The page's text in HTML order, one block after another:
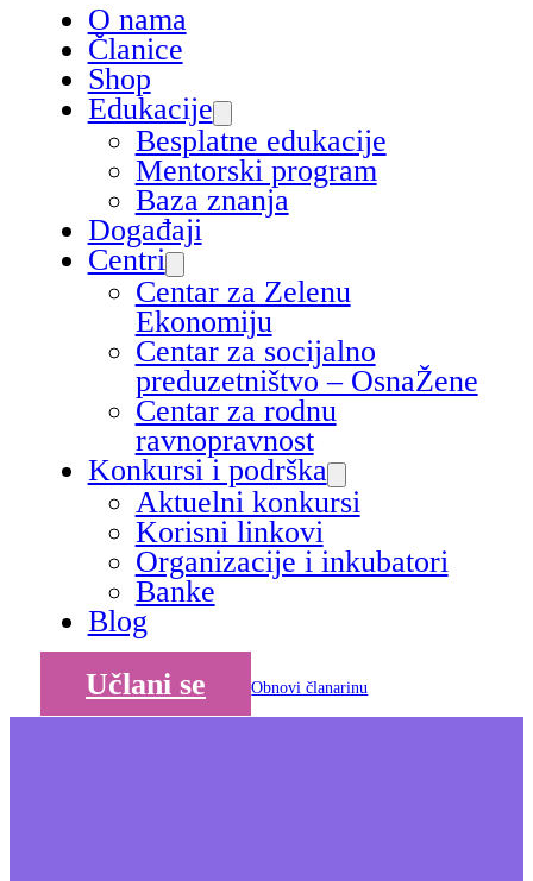
O nama
Članice
Shop
Edukacije
Besplatne edukacije
Mentorski program
Baza znanja
Događaji
Centri
Centar za Zelenu
Ekonomiju
Centar za socijalno
preduzetništvo – OsnaŽene
Centar za rodnu
ravnopravnost
Konkursi i podrška
Aktuelni konkursi
Korisni linkovi
Organizacije i inkubatori
Banke
Blog
Učlani se
Obnovi članarinu